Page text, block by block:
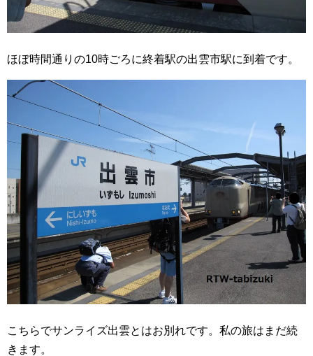
ほぼ時間通りの10時ごろに終着駅の出雲市駅に到着です。
こちらでサンライズ出雲とはお別れです。私の旅はまだ続
きます。